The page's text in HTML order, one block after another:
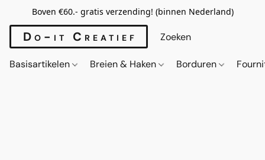
Boven €60.- gratis verzending! (binnen Nederland)
Do-it Creatief
Basisartikelen Breien & Haken Borduren